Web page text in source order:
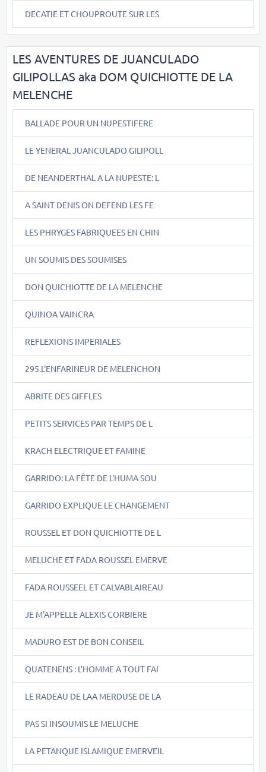
DECATIE ET CHOUPROUTE SUR LES
LES AVENTURES DE JUANCULADO
GILIPOLLAS aka DOM QUICHIOTTE DE LA
MELENCHE
BALLADE POUR UN NUPESTIFERE
LE YENERAL JUANCULADO GILIPOLL
DE NEANDERTHAL A LA NUPESTE: L
A SAINT DENIS ON DEFEND LES FE
LES PHRYGES FABRIQUEES EN CHIN
UN SOUMIS DES SOUMISES
DON QUICHIOTTE DE LA MELENCHE
QUINOA VAINCRA
REFLEXIONS IMPERIALES
295.L'ENFARINEUR DE MELENCHON
ABRITE DES GIFFLES
PETITS SERVICES PAR TEMPS DE L
KRACH ELECTRIQUE ET FAMINE
GARRIDO: LA FÊTE DE L'HUMA SOU
GARRIDO EXPLIQUE LE CHANGEMENT
ROUSSEL ET DON QUICHIOTTE DE L
MELUCHE ET FADA ROUSSEL EMERVE
FADA ROUSSEEL ET CALVABLAIREAU
JE M'APPELLE ALEXIS CORBIERE
MADURO EST DE BON CONSEIL
QUATENENS : L'HOMME A TOUT FAI
LE RADEAU DE LAA MERDUSE DE LA
PAS SI INSOUMIS LE MELUCHE
LA PETANQUE ISLAMIQUE EMERVEIL